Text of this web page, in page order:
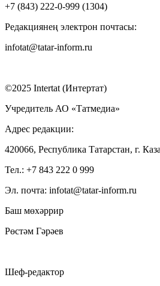
+7 (843) 222-0-999 (1304)
Редакциянең электрон почтасы:
infotat@tatar-inform.ru
©2025 Intertat (Интертат)
Учредитель АО «Татмедиа»
Адрес редакции:
420066, Республика Татарстан, г.
Тел.: +7 843 222 0 999
Эл. почта: infotat@tatar-inform.ru
Баш мөхәррир
Рөстәм Гәрәев
Шеф-редактор